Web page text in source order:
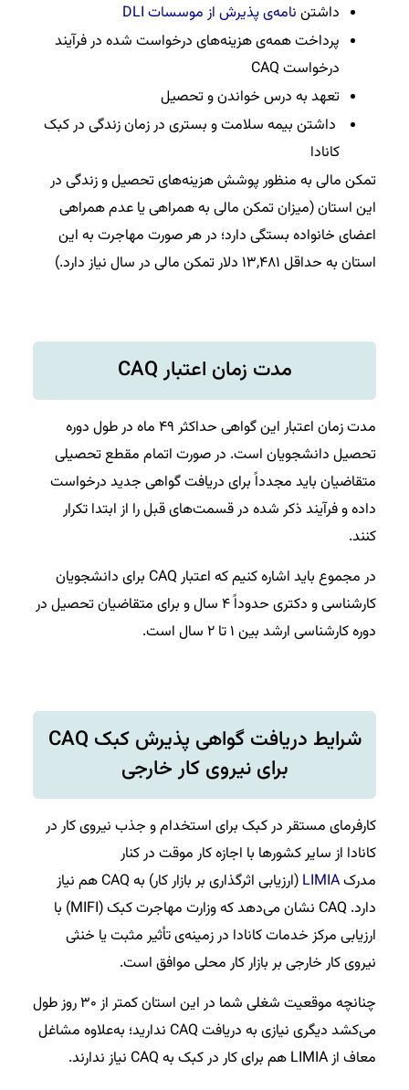
داشتن نامه‌ی پذیرش از موسسات DLI
پرداخت همه‌ی هزینه‌های درخواست شده در فرآیند
درخواست CAQ
تعهد به درس خواندن و تحصیل
داشتن بیمه سلامت و بستری در زمان زندگی در کبک
کانادا
تمکن مالی به منظور پوشش هزینه‌های تحصیل و زندگی در
این استان (میزان تمکن مالی به همراهی یا عدم همراهی
اعضای خانواده بستگی دارد؛ در هر صورت مهاجرت به این
استان به حداقل ۱۳,۴۸۱ دلار تمکن مالی در سال نیاز دارد.)
مدت زمان اعتبار CAQ
مدت زمان اعتبار این گواهی حداکثر ۴۹ ماه در طول دوره
تحصیل دانشجویان است. در صورت اتمام مقطع تحصیلی
متقاضیان باید مجدداً برای دریافت گواهی جدید درخواست
داده و فرآیند ذکر شده در قسمت‌های قبل را از ابتدا تکرار
کنند.
در مجموع باید اشاره کنیم که اعتبار CAQ برای دانشجویان
کارشناسی و دکتری حدوداً ۴ سال و برای متقاضیان تحصیل در
دوره کارشناسی ارشد بین ۱ تا ۲ سال است.
شرایط دریافت گواهی پذیرش کبک CAQ
برای نیروی کار خارجی
کارفرمای مستقر در کبک برای استخدام و جذب نیروی کار در
کانادا از سایر کشورها با اجازه کار موقت در کنار
مدرکLIMIA
(ارزیابی اثرگذاری بر بازار کار) به CAQ هم نیاز
دارد. CAQ نشان می‌دهد که وزارت مهاجرت کبک (MIFI) با
ارزیابی مرکز خدمات کانادا در زمینه‌ی تأثیر مثبت یا خنثی
نیروی کار خارجی بر بازار کار محلی موافق است.
چنانچه موقعیت شغلی شما در این استان کمتر از ۳۰ روز طول
می‌کشد دیگری نیازی به دریافت CAQ ندارید؛ به‌علاوه مشاغل
معاف از LIMIA هم برای کار در کبک به CAQ نیاز ندارند.